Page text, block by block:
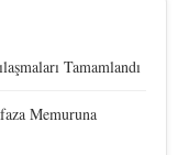
Tamamlandı
Memuruna